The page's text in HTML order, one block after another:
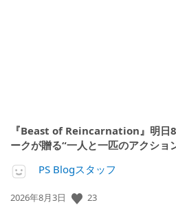
『Beast of Reincarnation』明日
ークが贈る“一人と一匹のアクショ
PS Blogスタッフ
公
2026年8月3日 23